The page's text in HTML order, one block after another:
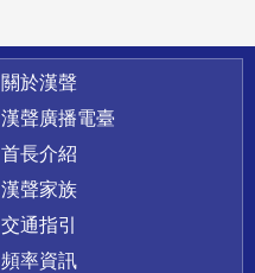
關於漢聲
漢聲廣播電臺
首長介紹
漢聲家族
交通指引
頻率資訊